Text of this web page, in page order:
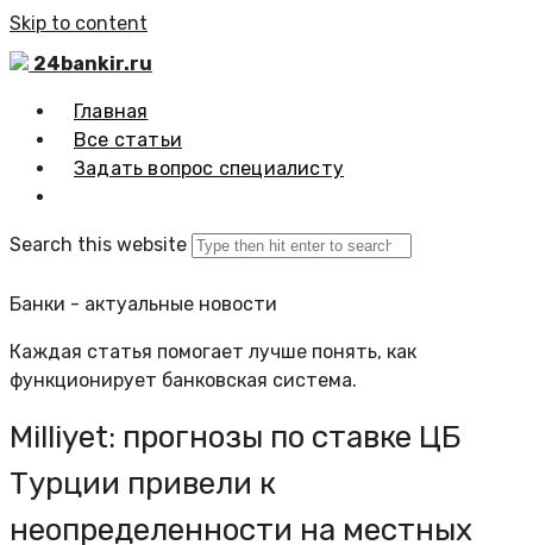
Skip to content
24bankir.ru
Главная
Все статьи
Задать вопрос специалисту
Search this website
Банки - актуальные новости
Каждая статья помогает лучше понять, как
функционирует банковская система.
Milliyet: прогнозы по ставке ЦБ
Турции привели к
неопределенности на местных